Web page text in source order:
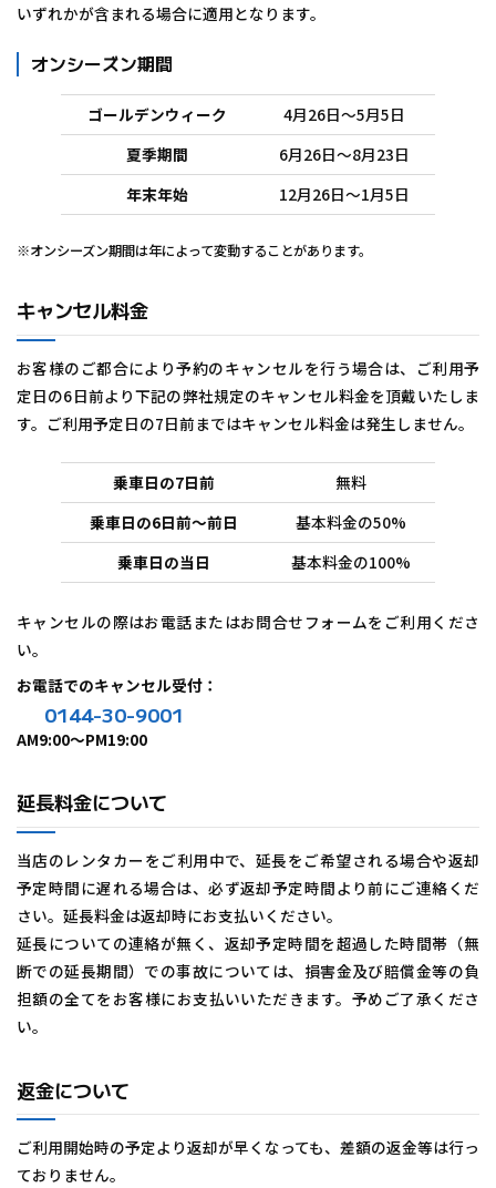
いずれかが含まれる場合に適用となります。
オンシーズン期間
ゴールデンウィーク
4月26日～5月5日
夏季期間
6月26日～8月23日
年末年始
12月26日～1月5日
※オンシーズン期間は年によって変動することがあります。
キャンセル料金
お客様のご都合により予約のキャンセルを行う場合は、ご利用予
定日の6日前より下記の弊社規定のキャンセル料金を頂戴いたしま
す。ご利用予定日の7日前まではキャンセル料金は発生しません。
乗車日の7日前
無料
乗車日の6日前～前日
基本料金の50%
乗車日の当日
基本料金の100%
キャンセルの際はお電話またはお問合せフォームをご利用くださ
い。
お電話でのキャンセル受付：
0144-30-9001
AM9:00～PM19:00
延長料金について
当店のレンタカーをご利用中で、延長をご希望される場合や返却
予定時間に遅れる場合は、必ず返却予定時間より前にご連絡くだ
さい。延長料金は返却時にお支払いください。
延長についての連絡が無く、返却予定時間を超過した時間帯（無
断での延長期間）での事故については、損害金及び賠償金等の負
担額の全てをお客様にお支払いいただきます。予めご了承くださ
い。
返金について
ご利用開始時の予定より返却が早くなっても、差額の返金等は行っ
ておりません。